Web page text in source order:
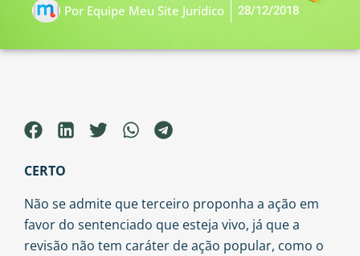
Por Equipe Meu Site Jurídico 28/12/2018
CERTO
Não se admite que terceiro proponha a ação em
favor do sentenciado que esteja vivo, já que a
revisão não tem caráter de ação popular, como o